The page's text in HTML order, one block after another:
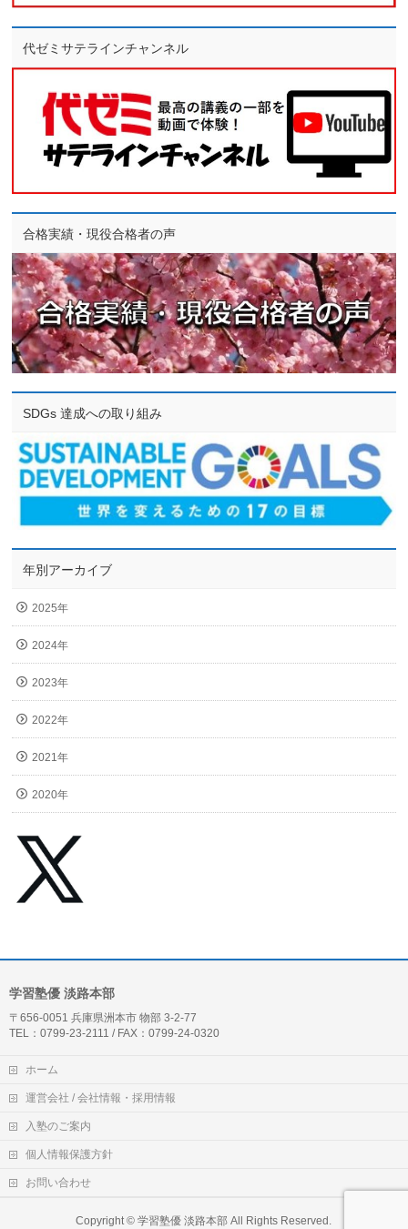
代ゼミサテラインチャンネル
合格実績・現役合格者の声
SDGs 達成への取り組み
年別アーカイブ
2025年
2024年
2023年
2022年
2021年
2020年
学習塾優 淡路本部
〒656-0051 兵庫県洲本市 物部 3-2-77
TEL：0799-23-2111 / FAX：0799-24-0320
ホーム
運営会社 / 会社情報・採用情報
入塾のご案内
個人情報保護方針
お問い合わせ
Copyright ©学習塾優 淡路本部 All Rights Reserved.